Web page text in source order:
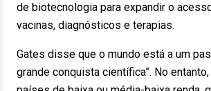
de biotecnologia para expandir o
vacinas, diagnósticos e terapias.
Gates disse que o mundo está a um
grande conquista científica”. No